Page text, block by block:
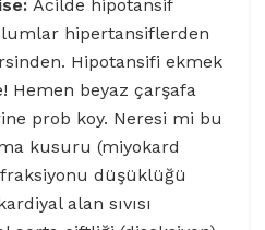
Acilde hipotansif
hipertansiflerden
Hipotansifi ekmek
Hemen beyaz çarşafa
prob koy. Neresi mi bu
kusuru (miyokard
düşüklüğü
alan sıvısı